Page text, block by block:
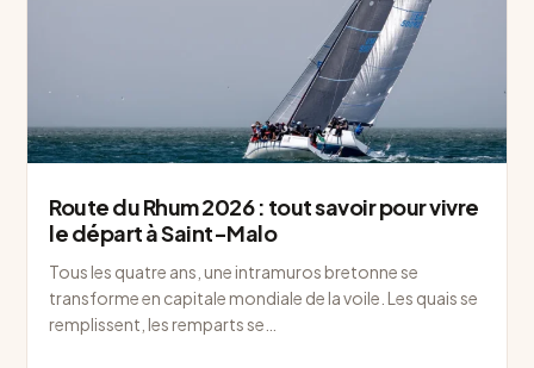
Route du Rhum 2026 : tout savoir pour vivre
le départ à Saint-Malo
Tous les quatre ans, une intramuros bretonne se
transforme en capitale mondiale de la voile. Les quais se
remplissent, les remparts se…